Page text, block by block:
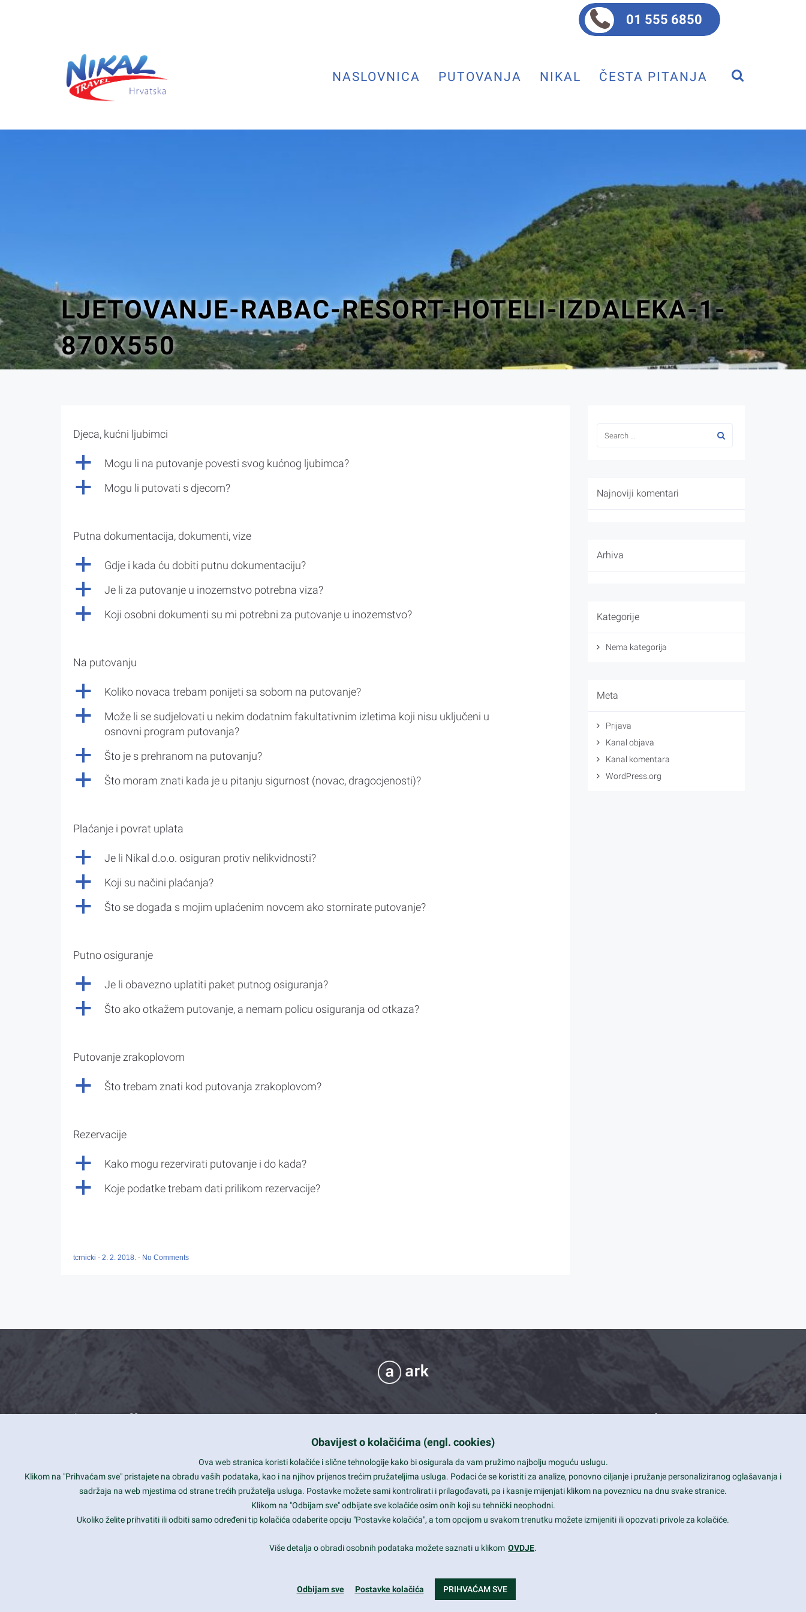
01 555 6850
NASLOVNICA PUTOVANJA NIKAL ČESTA PITANJA
LJETOVANJE-RABAC-RESORT-HOTELI-IZDALEKA-1-
870X550
Djeca, kućni ljubimci
a Mogu li na putovanje povesti svog kućnog ljubimca?
a Mogu li putovati s djecom?
Putna dokumentacija, dokumenti, vize
a Gdje i kada ću dobiti putnu dokumentaciju?
a Je li za putovanje u inozemstvo potrebna viza?
a Koji osobni dokumenti su mi potrebni za putovanje u inozemstvo?
Na putovanju
a Koliko novaca trebam ponijeti sa sobom na putovanje?
a
Može li se sudjelovati u nekim dodatnim fakultativnim izletima koji nisu uključeni u
osnovni program putovanja?
a Što je s prehranom na putovanju?
a Što moram znati kada je u pitanju sigurnost (novac, dragocjenosti)?
Plaćanje i povrat uplata
a Je li Nikal d.o.o. osiguran protiv nelikvidnosti?
a Koji su načini plaćanja?
a Što se događa s mojim uplaćenim novcem ako stornirate putovanje?
Putno osiguranje
a Je li obavezno uplatiti paket putnog osiguranja?
a Što ako otkažem putovanje, a nemam policu osiguranja od otkaza?
Putovanje zrakoplovom
a Što trebam znati kod putovanja zrakoplovom?
Rezervacije
a Kako mogu rezervirati putovanje i do kada?
a Koje podatke trebam dati prilikom rezervacije?
tcrnicki - 2. 2. 2018. - No Comments
Najnoviji komentari
Arhiva
Kategorije
Nema kategorija
Meta
Prijava
Kanal objava
Kanal komentara
WordPress.org
What we offer
Is your website user friendly?
Ark offers weekly stunning designs.
Why our customers love Ark?
Smart and beautiful design
Unlimited Eelements
Mobile ready
Contact Info
View, CA 94043
+1 650-253-0000
Daily: 9:00 am - 6:00 pm
Obavijest o kolačićima (engl. cookies)
Ova web stranica koristi kolačiće i slične tehnologije kako bi osigurala da vam pružimo najbolju moguću uslugu.
Klikom na "Prihvaćam sve" pristajete na obradu vaših podataka, kao i na njihov prijenos trećim pružateljima usluga. Podaci će se koristiti za analize, ponovno ciljanje i pružanje personaliziranog oglašavanja i
sadržaja na web mjestima od strane trećih pružatelja usluga. Postavke možete sami kontrolirati i prilagođavati, pa i kasnije mijenjati klikom na poveznicu na dnu svake stranice.
Klikom na "Odbijam sve" odbijate sve kolačiće osim onih koji su tehnički neophodni.
Ukoliko želite prihvatiti ili odbiti samo određeni tip kolačića odaberite opciju "Postavke kolačića", a tom opcijom u svakom trenutku možete izmijeniti ili opozvati privole za kolačiće.
Više detalja o obradi osobnih podataka možete saznati u klikom OVDJE.
Odbijam sve Postavke kolačića PRIHVAĆAM SVE